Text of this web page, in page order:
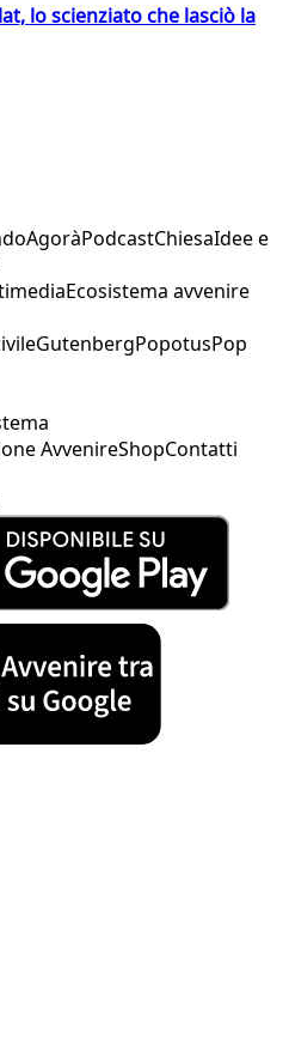
lo scienziato che lasciò la
AgoràPodcastChiesaIdee e
Ecosistema avvenire
GutenbergPopotusPop
AvvenireShopContatti